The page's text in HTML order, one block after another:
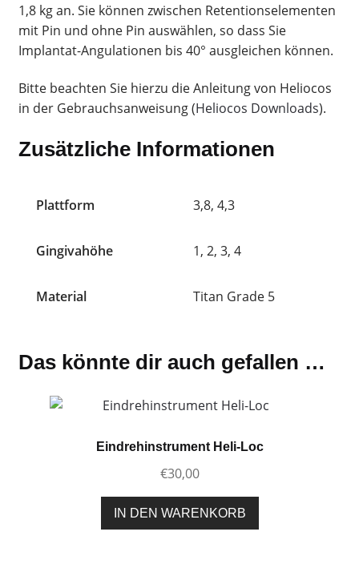
1,8 kg an. Sie können zwischen Retentionselementen
mit Pin und ohne Pin auswählen, so dass Sie
Implantat-Angulationen bis 40° ausgleichen können.
Bitte beachten Sie hierzu die Anleitung von Heliocos
in der Gebrauchsanweisung (Heliocos Downloads).
Zusätzliche Informationen
Plattform 3,8, 4,3
Gingivahöhe 1, 2, 3, 4
Material Titan Grade 5
Das könnte dir auch gefallen …
Eindrehinstrument Heli-Loc
€30,00
IN DEN WARENKORB